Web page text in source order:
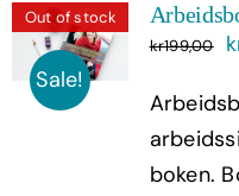
Out of stock
Sale!
kr199,00
boken.